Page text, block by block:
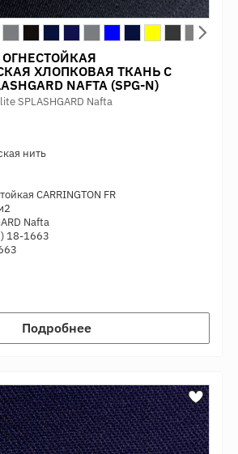
ХЛОПКОВАЯ ТКАНЬ С
NAFTA (SPG-N)
SPLASHGARD Nafta
нить
CARRINGTON FR
Nafta
18-1663
Подробнее